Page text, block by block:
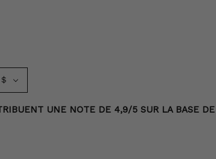
UNE NOTE DE 4,9/5 SUR LA BASE